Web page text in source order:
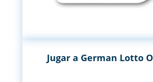
Jugar a German Lotto